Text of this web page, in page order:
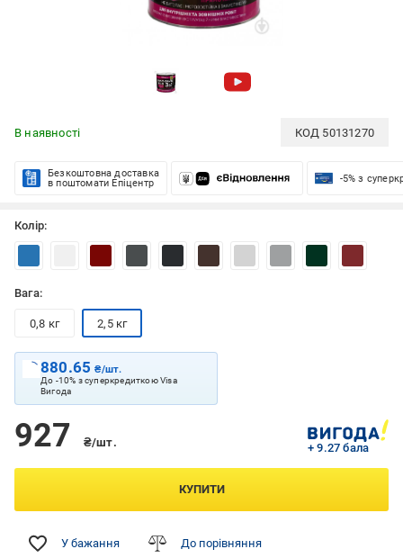
В наявності КОД 50131270
Безкоштовна доставка
в поштомати Епіцентр
-5% з
Колір:
Вага:
0,8 кг 2,5 кг
880.65₴/шт.
До -10% з суперкредиткою Visa
Вигода
927 ₴/шт. + 9.27 бала
КУПИТИ
У бажання До порівняння